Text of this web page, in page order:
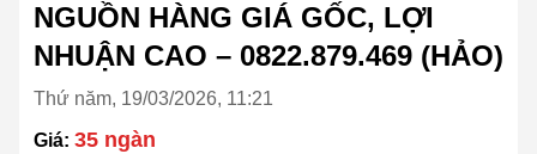
NGUỒN HÀNG GIÁ GỐC, LỢI
NHUẬN CAO – 0822.879.469 (HẢO)
Thứ năm, 19/03/2026, 11:21
Giá: 35 ngàn